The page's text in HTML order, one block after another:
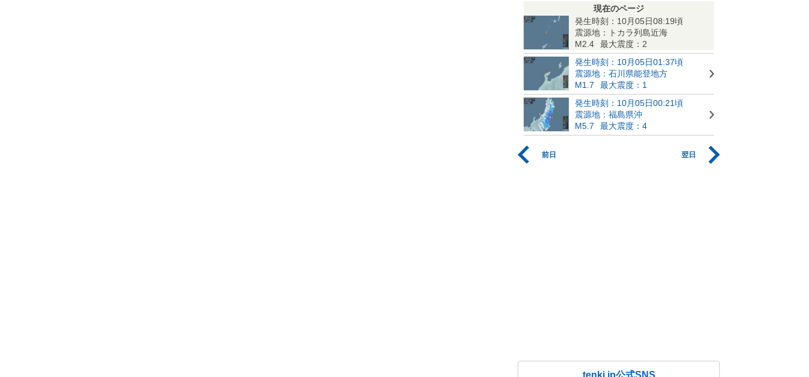
現在のページ
発生時刻：10月05日08:19頃
震源地：トカラ列島近海
M2.4
最大震度：2
発生時刻：10月05日01:37頃
震源地：石川県能登地方
M1.7
最大震度：1
発生時刻：10月05日00:21頃
震源地：福島県沖
M5.7
最大震度：4
前日 翌日
tenki.jp公式SNS